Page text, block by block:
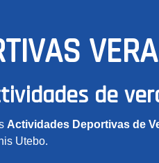
de
Actividades Deportivas de
Utebo.